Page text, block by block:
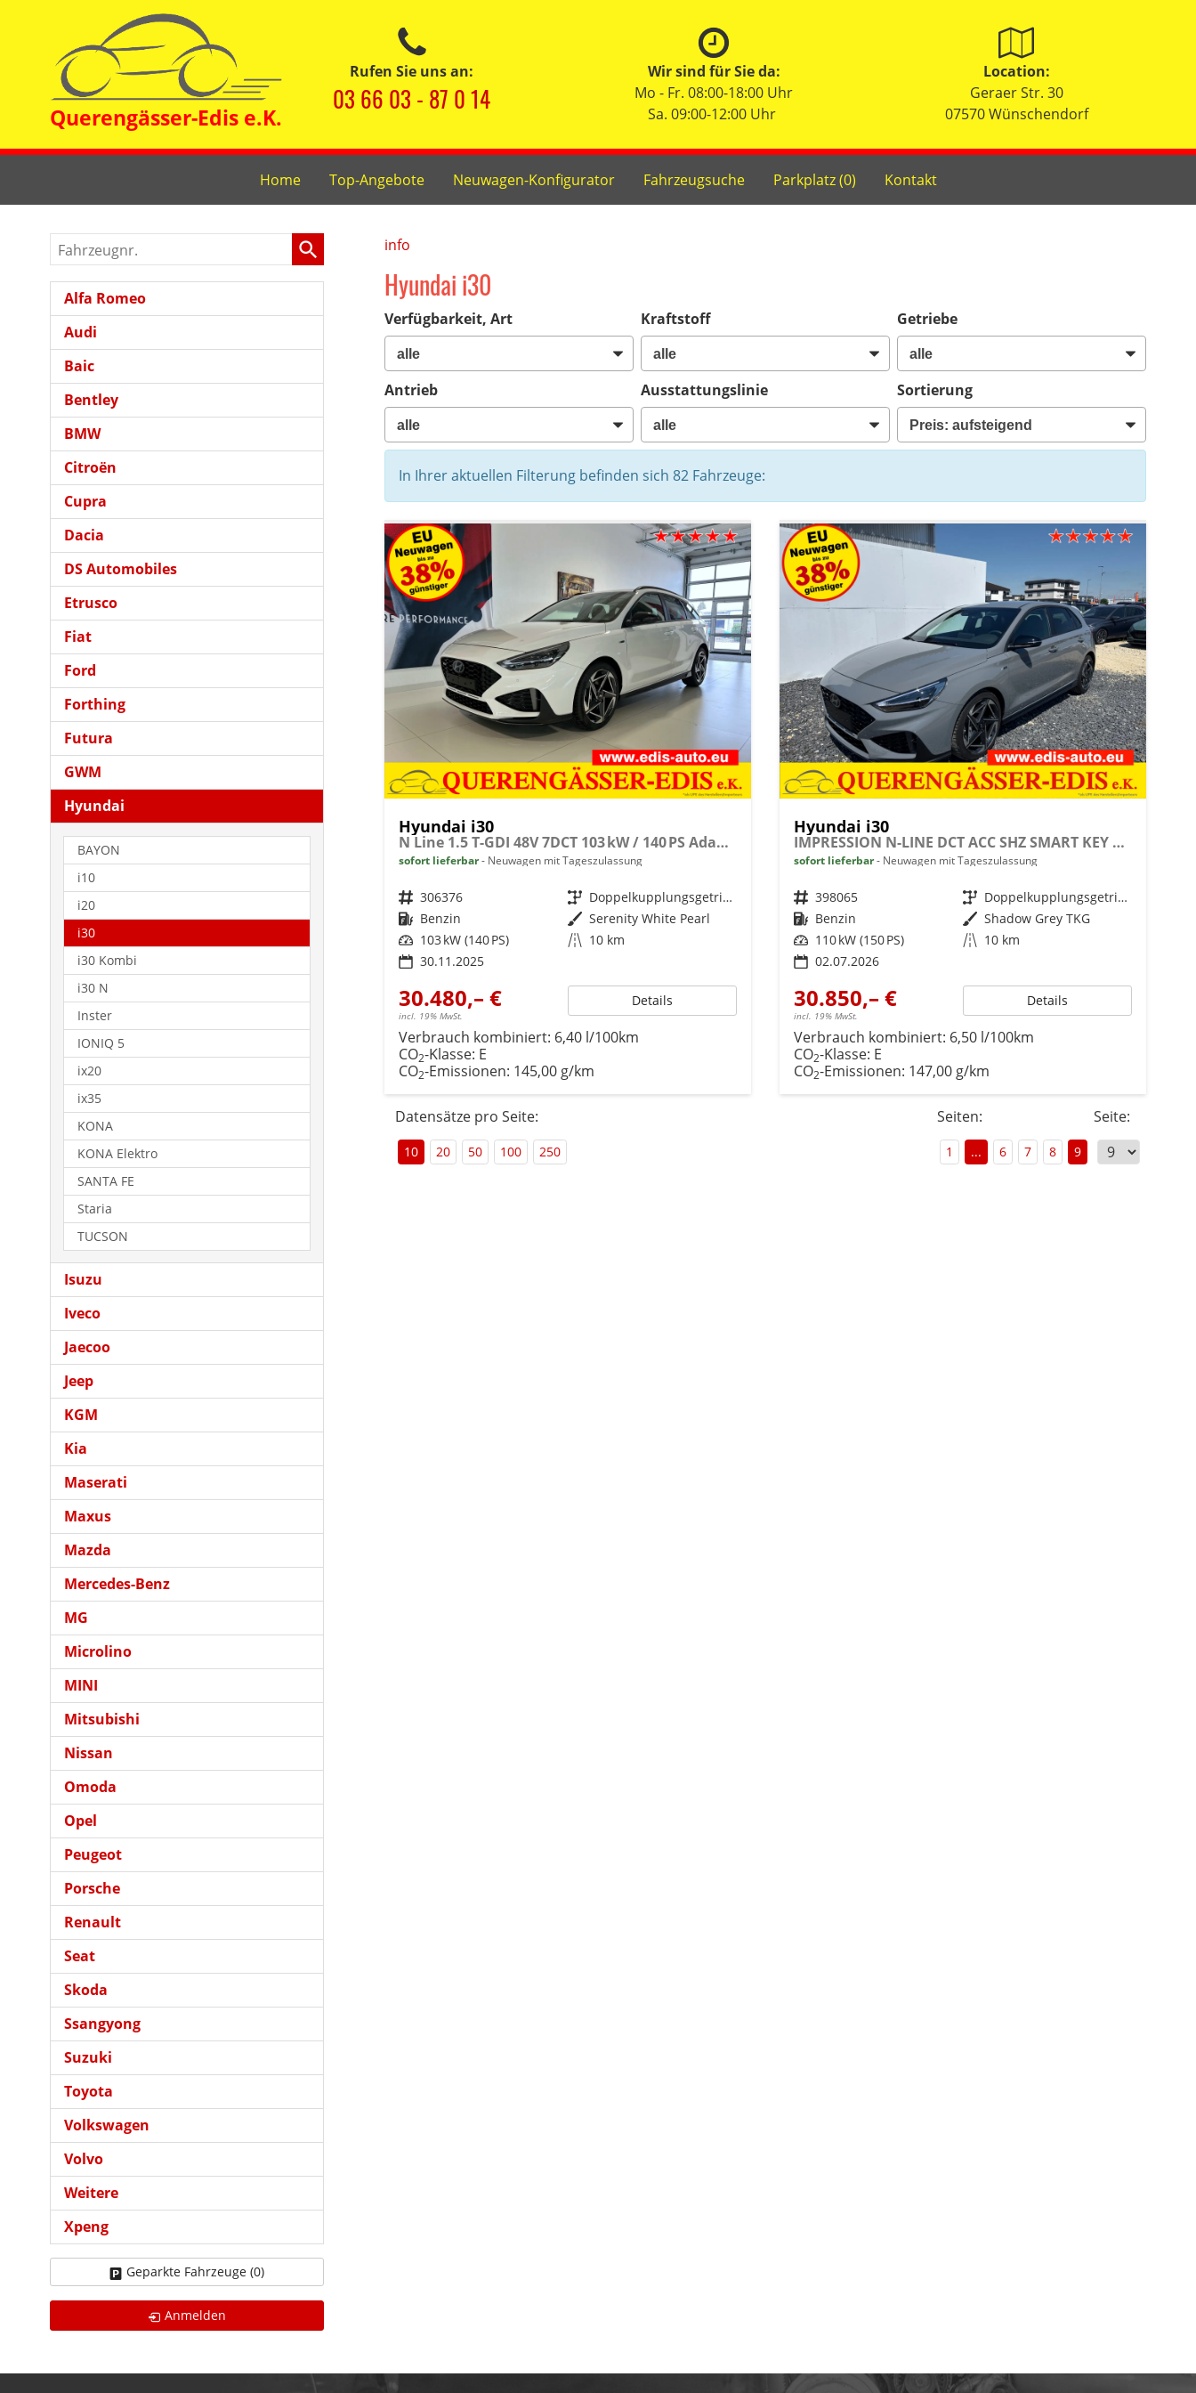
Rufen Sie uns an:
03 66 03 - 87 0 14
Wir sind für Sie da:
Mo - Fr. 08:00-18:00 Uhr
Sa. 09:00-12:00 Uhr
Location:
Geraer Str. 30
07570 Wünschendorf
Home Top-Angebote Neuwagen-Konfigurator Fahrzeugsuche Parkplatz (0) Kontakt
info
Hyundai i30
Verfügbarkeit, Art Kraftstoff Getriebe
Antrieb Ausstattungslinie Sortierung
In Ihrer aktuellen Filterung befinden sich 82Fahrzeuge:
Hyundai i30
N Line 1.5 T-GDI 48V 7DCT 103 kW / 140 PS Adaptiver Tempomat, Toter-Winkel-Assistent, 2-Zonen Klimaautomatik, Lenkradheizung, Sitzheizung, Navigationssystem, Radio DAB, Apple CarPlay, Android Auto, Induktionsladen, 18" Leichtmetallfelgen, uvm.
sofort lieferbar Neuwagen mit Tageszulassung
Fahrzeugnr. 306376 Getriebe
Doppelkupplungsgetriebe (DSG)
Kraftstoff Benzin Außenfarbe Serenity White Pearl
Leistung 103 kW (140 PS) Kilometerstand 10 km
30.11.2025
30.480,– €
incl. 19% MwSt.
Details
Verbrauch kombiniert: 6,40 l/100km
CO2-Klasse: E
CO2-Emissionen: 145,00 g/km
Hyundai i30
IMPRESSION N-LINE DCT ACC SHZ SMART KEY BSD MEMORY
sofort lieferbar Neuwagen mit Tageszulassung
Fahrzeugnr. 398065 Getriebe
Doppelkupplungsgetriebe (DSG)
Kraftstoff Benzin Außenfarbe Shadow Grey TKG
Leistung 110 kW (150 PS) Kilometerstand 10 km
02.07.2026
30.850,– €
incl. 19% MwSt.
Details
Verbrauch kombiniert: 6,50 l/100km
CO2-Klasse: E
CO2-Emissionen: 147,00 g/km
Datensätze pro Seite:
10 20 50 100 250
Seite:
Seiten:
1 ... 6 7 8 9
Fahrzeugnr.
Alfa Romeo
Audi
Baic
Bentley
BMW
Citroën
Cupra
Dacia
DS Automobiles
Etrusco
Fiat
Ford
Forthing
Futura
GWM
Hyundai
BAYON
i10
i20
i30
i30 Kombi
i30 N
Inster
IONIQ 5
ix20
ix35
KONA
KONA Elektro
SANTA FE
Staria
TUCSON
Isuzu
Iveco
Jaecoo
Jeep
KGM
Kia
Maserati
Maxus
Mazda
Mercedes-Benz
MG
Microlino
MINI
Mitsubishi
Nissan
Omoda
Opel
Peugeot
Porsche
Renault
Seat
Skoda
Ssangyong
Suzuki
Toyota
Volkswagen
Volvo
Weitere
Xpeng
Geparkte Fahrzeuge (0)
Anmelden